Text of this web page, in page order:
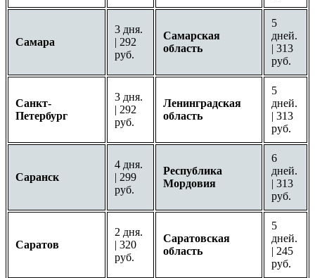
Самара
3 дня.
| 292
руб.
Самарская
область
5
дней.
| 313
руб.
Санкт-
Петербург
3 дня.
| 292
руб.
Ленинградская
область
5
дней.
| 313
руб.
Саранск
4 дня.
| 299
руб.
Республика
Мордовия
6
дней.
| 313
руб.
Саратов
2 дня.
| 320
руб.
Саратовская
область
5
дней.
| 245
руб.